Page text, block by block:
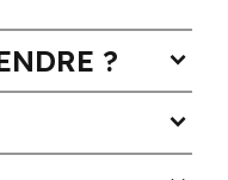
? expand_more
expand_more